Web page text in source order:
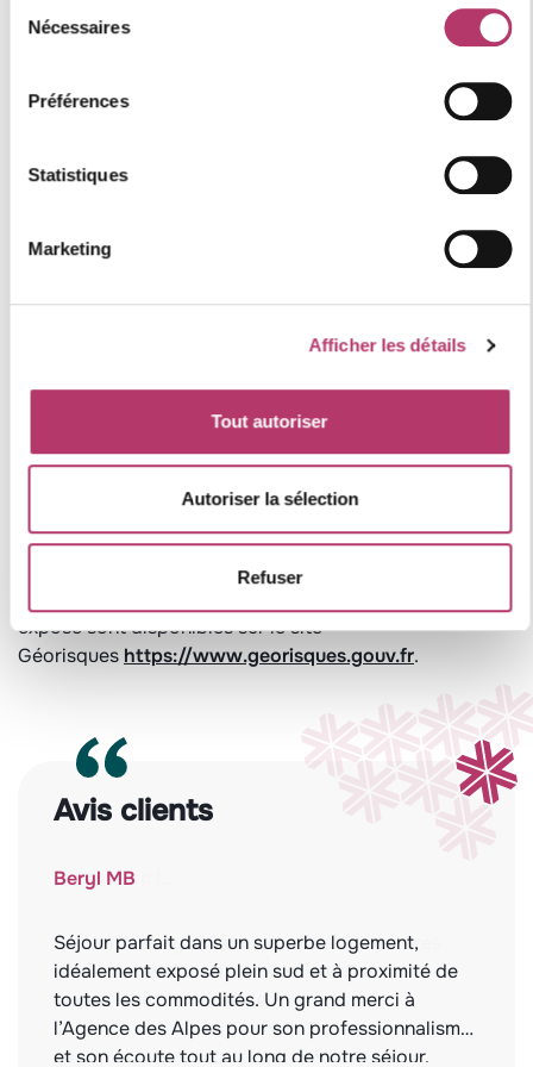
Nécessaires
Préférences
Statistiques
Marketing
Afficher les détails
Tout autoriser
Autoriser la sélection
Refuser
−
Leaflet
exposé sont disponibles sur le site
Géorisques https://www.georisques.gouv.fr.
Avis clients
Beryl MB
Séjour parfait dans un superbe logement,
idéalement exposé plein sud et à proximité de
toutes les commodités. Un grand merci à
l’Agence des Alpes pour son professionnalisme
et son écoute tout au long de notre séjour.